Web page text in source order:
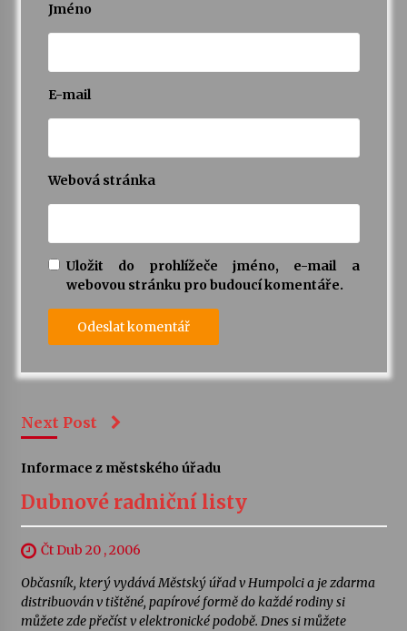
Jméno
E-mail
Webová stránka
Uložit do prohlížeče jméno, e-mail a
webovou stránku pro budoucí komentáře.
Next Post
Informace z městského úřadu
Dubnové radniční listy
Čt Dub 20 , 2006
Občasník, který vydává Městský úřad v Humpolci a je zdarma
distribuován v tištěné, papírové formě do každé rodiny si
můžete zde přečíst v elektronické podobě. Dnes si můžete